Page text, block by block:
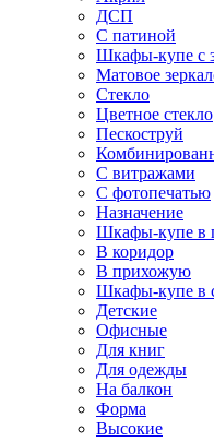
ДСП
С патиной
Шкафы-купе с
Матовое
Стекло
Цветное стекло
Пескоструй
С витражами
С фотопечатью
Назначение
Шкафы-купе в
В коридор
В прихожую
Шкафы-купе в
Детские
Офисные
Для книг
Для одежды
На балкон
Форма
Высокие